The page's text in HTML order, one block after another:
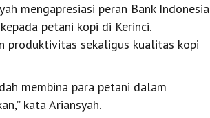
mengapresiasi peran Bank Indonesia
petani kopi di Kerinci.
produktivitas sekaligus kualitas kopi
membina para petani dalam
kata Ariansyah.